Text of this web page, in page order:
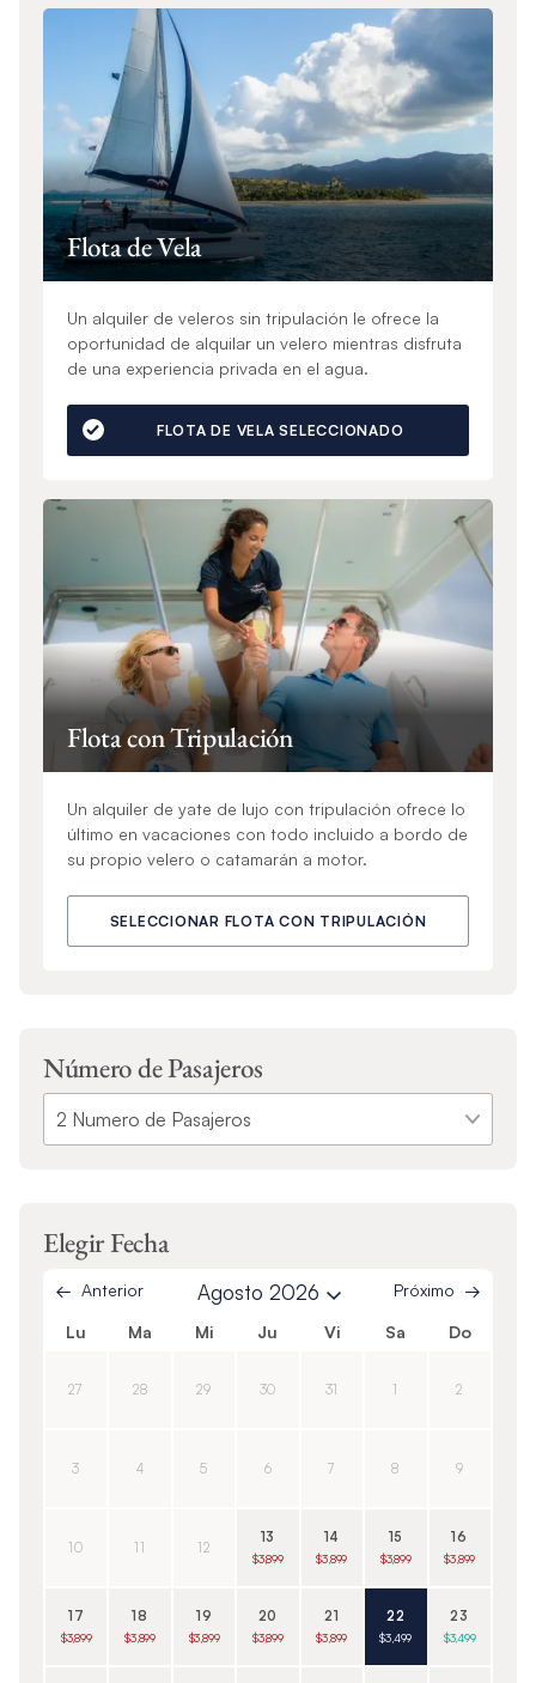
Flota de Vela
Un alquiler de veleros sin tripulación le ofrece la
oportunidad de alquilar un velero mientras disfruta
de una experiencia privada en el agua.
FLOTA DE VELA SELECCIONADO
Flota con Tripulación
Un alquiler de yate de lujo con tripulación ofrece lo
último en vacaciones con todo incluido a bordo de
su propio velero o catamarán a motor.
SELECCIONAR FLOTA CON TRIPULACIÓN
Número de Pasajeros
Elegir Fecha
Anterior Agosto 2026 Próximo
Lu Ma Mi Ju Vi Sa Do
27 28 29 30 31 1 2
3 4 5 6 7 8 9
10 11 12
13
$3,899
14
$3,899
15
$3,899
16
$3,899
17
$3,899
18
$3,899
19
$3,899
20
$3,899
21
$3,899
22
$3,499
23
$3,499